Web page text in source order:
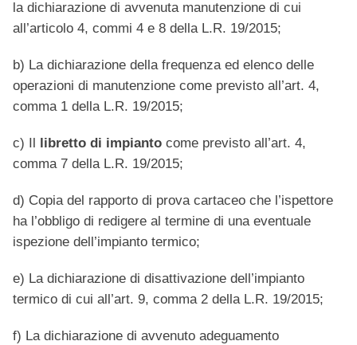
la dichiarazione di avvenuta manutenzione di cui
all’articolo 4, commi 4 e 8 della L.R. 19/2015;
b) La dichiarazione della frequenza ed elenco delle
operazioni di manutenzione come previsto all’art. 4,
comma 1 della L.R. 19/2015;
c) Il libretto di impianto come previsto all’art. 4,
comma 7 della L.R. 19/2015;
d) Copia del rapporto di prova cartaceo che l’ispettore
ha l’obbligo di redigere al termine di una eventuale
ispezione dell’impianto termico;
e) La dichiarazione di disattivazione dell’impianto
termico di cui all’art. 9, comma 2 della L.R. 19/2015;
f) La dichiarazione di avvenuto adeguamento